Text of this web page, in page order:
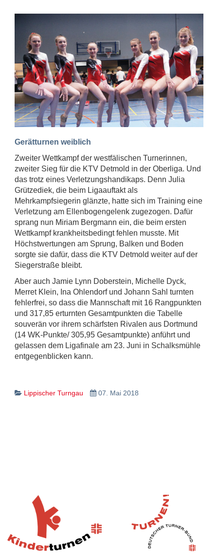
Gerätturnen weiblich
Zweiter Wettkampf der westfälischen Turnerinnen,
zweiter Sieg für die KTV Detmold in der Oberliga. Und
das trotz eines Verletzungshandikaps. Denn Julia
Grützediek, die beim Ligaauftakt als
Mehrkampfsiegerin glänzte, hatte sich im Training eine
Verletzung am Ellenbogengelenk zugezogen. Dafür
sprang nun Miriam Bergmann ein, die beim ersten
Wettkampf krankheitsbedingt fehlen musste. Mit
Höchstwertungen am Sprung, Balken und Boden
sorgte sie dafür, dass die KTV Detmold weiter auf der
Siegerstraße bleibt.
Aber auch Jamie Lynn Doberstein, Michelle Dyck,
Merret Klein, Ina Ohlendorf und Johann Sahl turnten
fehlerfrei, so dass die Mannschaft mit 16 Rangpunkten
und 317,85 erturnten Gesamtpunkten die Tabelle
souverän vor ihrem schärfsten Rivalen aus Dortmund
(14 WK-Punkte/ 305,95 Gesamtpunkte) anführt und
gelassen dem Ligafinale am 23. Juni in Schalksmühle
entgegenblicken kann.
Lippischer Turngau 07. Mai 2018